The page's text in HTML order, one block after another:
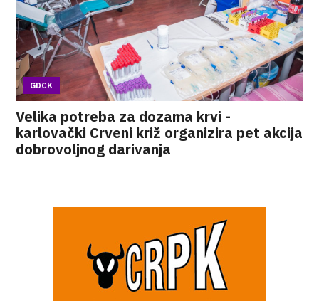
GDCK
Velika potreba za dozama krvi -
karlovački Crveni križ organizira pet akcija
dobrovoljnog darivanja